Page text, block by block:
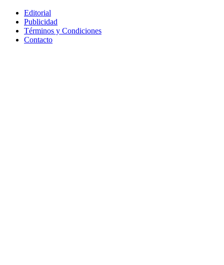
Editorial
Publicidad
Términos y Condiciones
Contacto